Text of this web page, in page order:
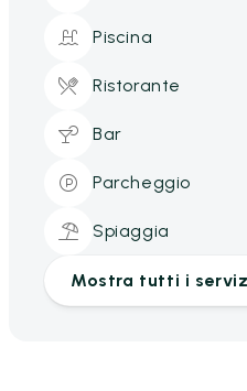
Piscina
Ristorante
Bar
Parcheggio
Spiaggia
Mostra tutti i